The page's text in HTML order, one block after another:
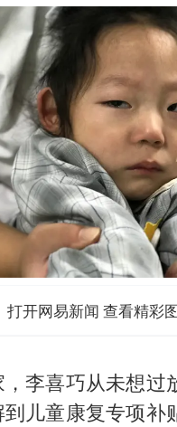
打开网易新闻 查看精彩
李喜巧从未想过
儿童康复专项补